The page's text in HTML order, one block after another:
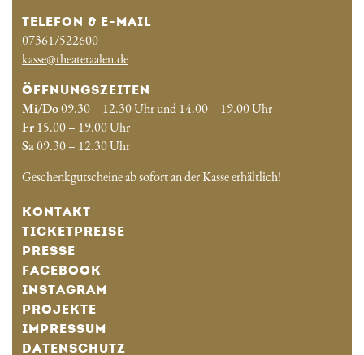
TELEFON & E-MAIL
07361/522600
kasse@theateraalen.de
ÖFFNUNGSZEITEN
Mi/Do09.30 – 12.30 Uhr und 14.00 – 19.00 Uhr
Fr15.00 – 19.00 Uhr
Sa09.30 – 12.30 Uhr
Geschenkgutscheine ab sofort an der Kasse erhältlich!
KONTAKT
TICKETPREISE
PRESSE
FACEBOOK
INSTAGRAM
PROJEKTE
IMPRESSUM
DATENSCHUTZ